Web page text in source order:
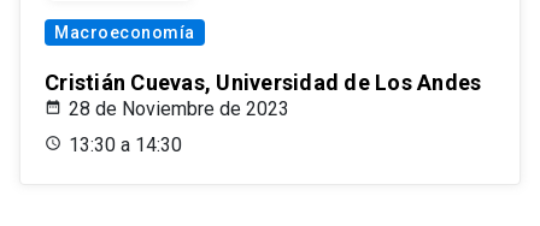
Macroeconomía
Cristián Cuevas, Universidad de Los Andes
28 de Noviembre de 2023
13:30 a 14:30